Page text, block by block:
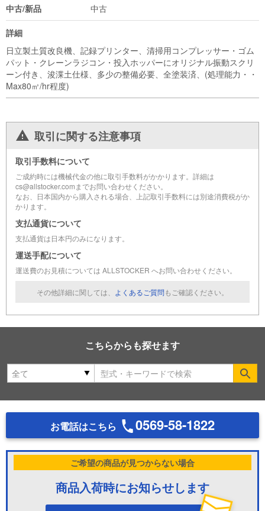
中古/新品 中古
詳細
日立製土質改良機、記録プリンター、清掃用コンプレッサー・ゴム
パット・クレーンラジコン・投入ホッパーにオリジナル振動スクリ
ーン付き、浚渫土仕様、多少の整備必要、全塗装済、(処理能力・・
Max80㎥/hr程度)
取引に関する注意事項
取引手数料について
ご成約時には機械代金の他に取引手数料がかかります。詳細は
cs@allstocker.comまでお問い合わせください。
なお、日本国内から購入される場合、上記取引手数料には別途消費税がか
かります。
支払通貨について
支払通貨は日本円のみになります。
運送手配について
運送費のお見積については ALLSTOCKER へお問い合わせください。
その他詳細に関しては、 よくあるご質問もご確認ください。
こちらからも探せます
お電話はこちら 0569-58-1822
ご希望の商品が見つからない場合
商品入荷時にお知らせします